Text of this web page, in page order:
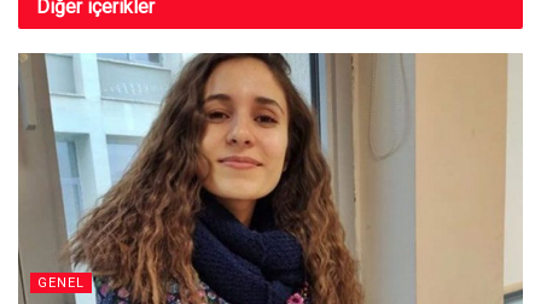
Diğer içerikler
GENEL